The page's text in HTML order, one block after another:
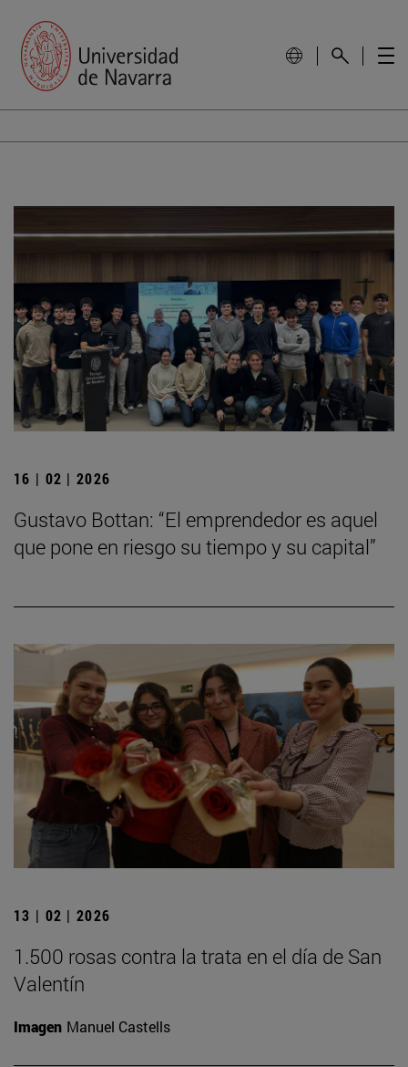
16 | 02 | 2026
Gustavo Bottan: “El emprendedor es aquel
que pone en riesgo su tiempo y su capital”
13 | 02 | 2026
1.500 rosas contra la trata en el día de San
Valentín
Imagen Manuel Castells